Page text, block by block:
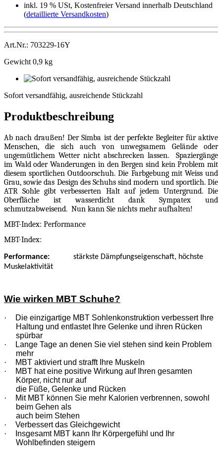
inkl. 19 % USt, Kostenfreier Versand innerhalb Deutschland
(detaillierte Versandkosten)
Art.Nr.: 703229-16Y
Gewicht 0,9 kg
Sofort versandfähig, ausreichende Stückzahl
Produktbeschreibung
Ab nach draußen! Der Simba ist der perfekte Begleiter für aktive
Menschen, die sich auch von unwegsamem Gelände oder
ungemütlichem Wetter nicht abschrecken lassen.
Spaziergänge
im Wald oder Wanderungen in den Bergen sind kein Problem mit
diesem sportlichen Outdoorschuh. Die Farbgebung mit Weiss und
Grau, sowie das Design des Schuhs sind modern und sportlich. Die
ATR Sohle gibt verbesserten Halt auf jedem Untergrund. Die
Oberfläche ist wasserdicht dank Sympatex und
schmutzabweisend. Nun kann Sie nichts mehr aufhalten!
MBT-Index: Performance
MBT-Index:
Performance:
stärkste Dämpfungseigenschaft, höchste
Muskelaktivität
Wie wirken MBT Schuhe?
·
Die einzigartige MBT Sohlenkonstruktion verbessert Ihre
Haltung und entlastet Ihre Gelenke und ihren Rücken
spürbar
·
Lange Tage an denen Sie viel stehen sind kein Problem
mehr
·
MBT aktiviert und strafft Ihre Muskeln
·
MBT hat eine positive Wirkung auf Ihren gesamten
Körper, nicht nur auf
die Füße, Gelenke und Rücken
·
Mit MBT können Sie mehr Kalorien verbrennen, sowohl
beim Gehen als
auch beim Stehen
·
Verbessert das Gleichgewicht
·
Insgesamt MBT kann Ihr Körpergefühl und Ihr
Wohlbefinden steigern